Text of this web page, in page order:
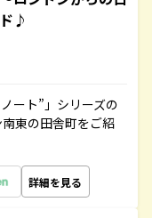
♪
ート”」シリーズの
東の田舎町をご紹
詳細を見る